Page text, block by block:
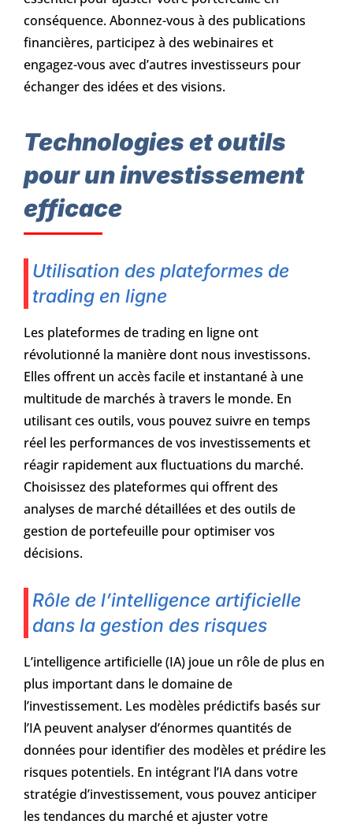
conséquence. Abonnez-vous à des publications
financières, participez à des webinaires et
engagez-vous avec d’autres investisseurs pour
échanger des idées et des visions.
Technologies et outils
pour un investissement
efficace
Utilisation des plateformes de
trading en ligne
Les plateformes de trading en ligne ont
révolutionné la manière dont nous investissons.
Elles offrent un accès facile et instantané à une
multitude de marchés à travers le monde. En
utilisant ces outils, vous pouvez suivre en temps
réel les performances de vos investissements et
réagir rapidement aux fluctuations du marché.
Choisissez des plateformes qui offrent des
analyses de marché détaillées et des outils de
gestion de portefeuille pour optimiser vos
décisions.
Rôle de l’intelligence artificielle
dans la gestion des risques
L’intelligence artificielle (IA) joue un rôle de plus en
plus important dans le domaine de
l’investissement. Les modèles prédictifs basés sur
l’IA peuvent analyser d’énormes quantités de
données pour identifier des modèles et prédire les
risques potentiels. En intégrant l’IA dans votre
stratégie d’investissement, vous pouvez anticiper
les tendances du marché et ajuster votre